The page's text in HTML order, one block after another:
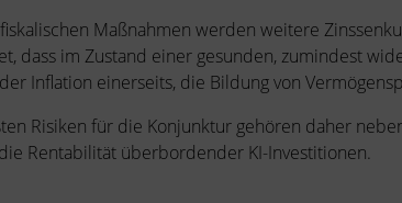
Maßnahmen werden weitere
dass im Zustand einer gesunden, zumindest
Inflation einerseits, die Bildung von
Risiken für die Konjunktur gehören daher
Rentabilität überbordender KI-Investitionen.